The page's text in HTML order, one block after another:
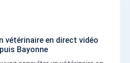
vétérinaire en direct vidéo
Bayonne